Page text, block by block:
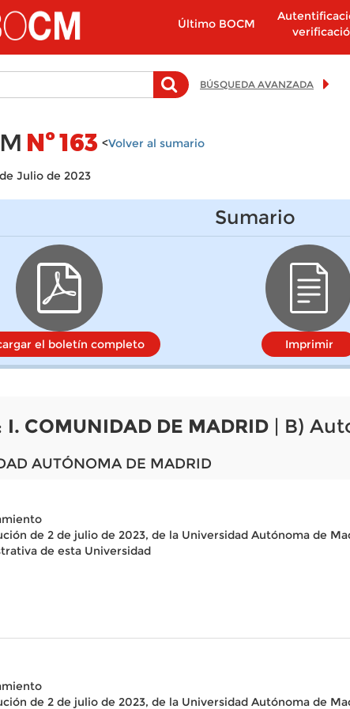
Último BOCM
BÚSQUEDA AVANZADA
Nº163 <Volver al sumario
Julio de 2023
el boletín completo
Sumario
Imprimir
I. COMUNIDAD DE MADRID | B)
AUTÓNOMA DE MADRID
de 2 de julio de 2023, de la Universidad Autónoma de
de esta Universidad
de 2 de julio de 2023, de la Universidad Autónoma de